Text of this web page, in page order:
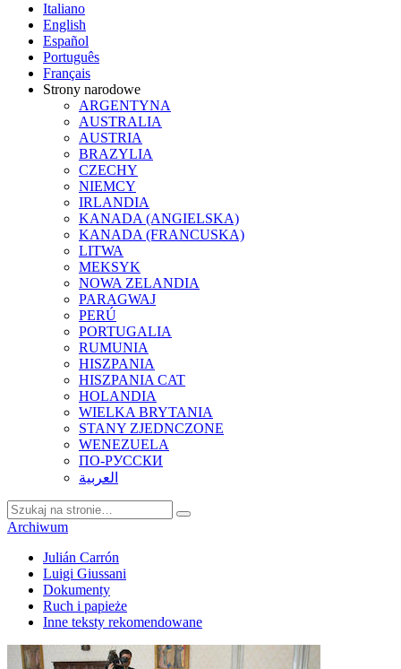
Italiano
English
Español
Português
Français
Strony narodowe
ARGENTYNA
AUSTRALIA
AUSTRIA
BRAZYLIA
CZECHY
NIEMCY
IRLANDIA
KANADA (ANGIELSKA)
KANADA (FRANCUSKA)
LITWA
MEKSYK
NOWA ZELANDIA
PARAGWAJ
PERÚ
PORTUGALIA
RUMUNIA
HISZPANIA
HISZPANIA CAT
HOLANDIA
WIELKA BRYTANIA
STANY ZJEDNCZONE
WENEZUELA
ПО-РУССКИ
العربية
Archiwum
Julián Carrón
Luigi Giussani
Dokumenty
Ruch i papieże
Inne teksty rekomendowane